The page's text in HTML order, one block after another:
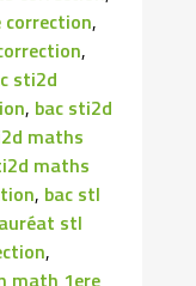
correction,
,
sti2d
, bac sti2d
maths
maths
, bac stl
stl
,
math 1ere